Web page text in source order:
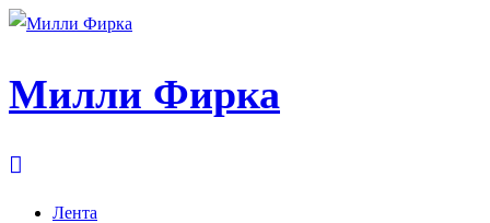
Милли Фирка
Лента